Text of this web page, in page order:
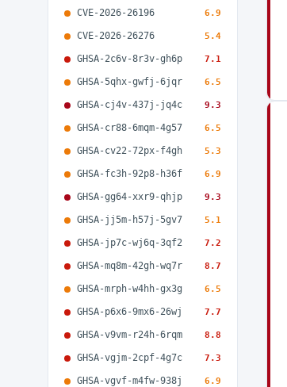
CVE-2026-26196 6.9
CVE-2026-26276 5.4
GHSA-2c6v-8r3v-gh6p 7.1
GHSA-5qhx-gwfj-6jqr 6.5
GHSA-cj4v-437j-jq4c 9.3
GHSA-cr88-6mqm-4g57 6.5
GHSA-cv22-72px-f4gh 5.3
GHSA-fc3h-92p8-h36f 6.9
GHSA-gg64-xxr9-qhjp 9.3
GHSA-jj5m-h57j-5gv7 5.1
GHSA-jp7c-wj6q-3qf2 7.2
GHSA-mq8m-42gh-wq7r 8.7
GHSA-mrph-w4hh-gx3g 6.5
GHSA-p6x6-9mx6-26wj 7.7
GHSA-v9vm-r24h-6rqm 8.8
GHSA-vgjm-2cpf-4g7c 7.3
GHSA-vgvf-m4fw-938j 6.9